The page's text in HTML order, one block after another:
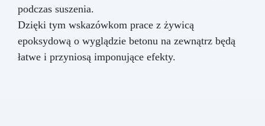
podczas suszenia.
Dzięki tym wskazówkom prace z żywicą
epoksydową o wyglądzie betonu na zewnątrz będą
łatwe i przyniosą imponujące efekty.